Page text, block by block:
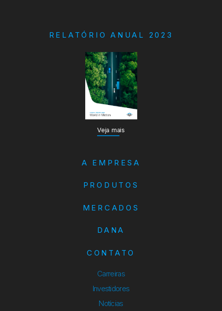
RELATÓRIO ANUAL 2023
Veja mais
A EMPRESA
PRODUTOS
MERCADOS
DANA
CONTATO
Carreiras
Investidores
Notícias